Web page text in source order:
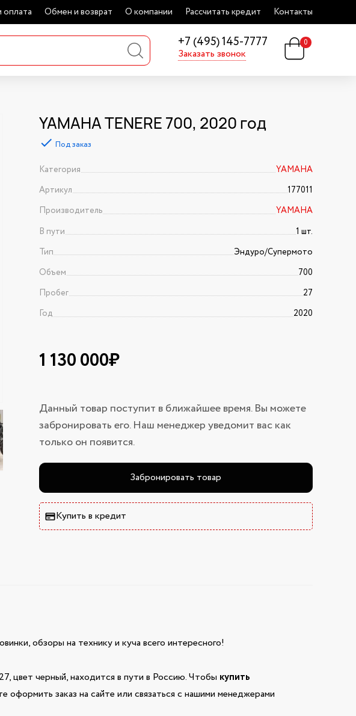
оплата Обмен и возврат О компании Рассчитать кредит Контакты
+7 (495) 145-7777
Заказать звонок
0
YAMAHA TENERE 700, 2020 год
Под заказ
Категория
YAMAHA
Артикул
177011
Производитель
YAMAHA
В пути
1 шт.
Тип
Эндуро/Супермото
Объем
700
Пробег
27
Год
2020
1 130 000₽
Данный товар поступит в ближайшее время. Вы можете
забронировать его. Наш менеджер уведомит вас как
только он появится.
Забронировать товар
Купить в кредит
обзоры на технику и куча всего интересного!
цвет черный, находится в пути в Россию. Чтобы купить
заказ на сайте или связаться с нашими менеджерами